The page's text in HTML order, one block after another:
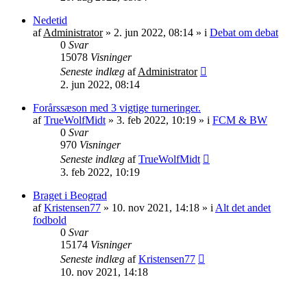
Nedetid
afAdministrator» 2. jun 2022, 08:14 » i Debat om debat
0 Svar
15078 Visninger
Seneste indlæg afAdministrator
2. jun 2022, 08:14
Forårssæson med 3 vigtige turneringer.
afTrueWolfMidt » 3. feb 2022, 10:19 » i FCM & BW
0 Svar
970 Visninger
Seneste indlæg afTrueWolfMidt
3. feb 2022, 10:19
Braget i Beograd
afKristensen77 » 10. nov 2021, 14:18 » i Alt det andet
fodbold
0 Svar
15174 Visninger
Seneste indlæg afKristensen77
10. nov 2021, 14:18